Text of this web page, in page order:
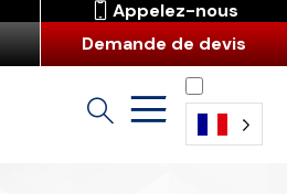
Appelez-nous
Demande de devis